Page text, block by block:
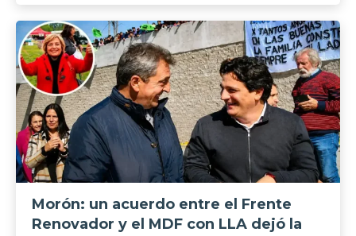
Morón: un acuerdo entre el Frente
Renovador y el MDF con LLA dejó la